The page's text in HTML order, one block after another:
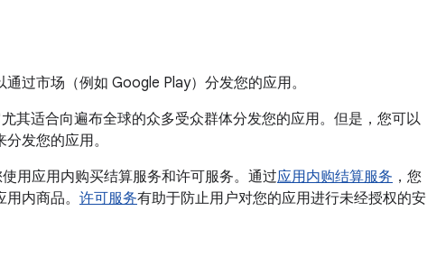
过市场（例如 Google Play）分发您的应用。
其适合向遍布全球的众多受众群体分发您的应用。但是，您可以
发您的应用。
用应用内购买结算服务和许可服务。通过应用内购结算服务 ，您
内商品。 许可服务有助于防止用户对您的应用进行未经授权的安